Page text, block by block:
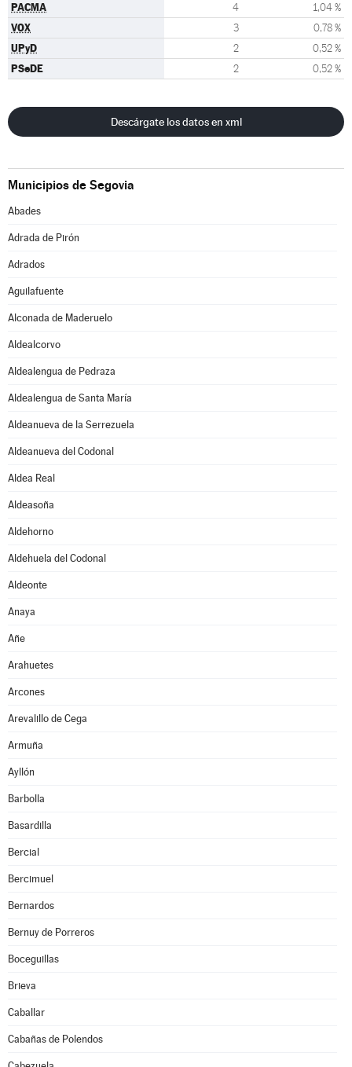
PACMA 4 1,04 %
VOX 3 0,78 %
UPyD 2 0,52 %
PSeDE 2 0,52 %
Descárgate los datos en xml
Municipios de Segovia
Abades
Adrada de Pirón
Adrados
Aguilafuente
Alconada de Maderuelo
Aldealcorvo
Aldealengua de Pedraza
Aldealengua de Santa María
Aldeanueva de la Serrezuela
Aldeanueva del Codonal
Aldea Real
Aldeasoña
Aldehorno
Aldehuela del Codonal
Aldeonte
Anaya
Añe
Arahuetes
Arcones
Arevalillo de Cega
Armuña
Ayllón
Barbolla
Basardilla
Bercial
Bercimuel
Bernardos
Bernuy de Porreros
Boceguillas
Brieva
Caballar
Cabañas de Polendos